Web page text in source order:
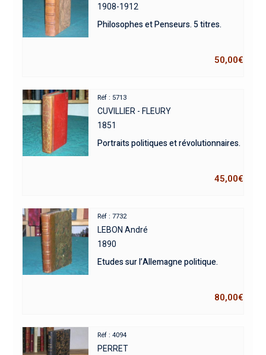
1908-1912
Philosophes et Penseurs. 5 titres.
50,00€
Réf : 5713
CUVILLIER - FLEURY
1851
Portraits politiques et révolutionnaires.
45,00€
Réf : 7732
LEBON André
1890
Etudes sur l’Allemagne politique.
80,00€
Réf : 4094
PERRET